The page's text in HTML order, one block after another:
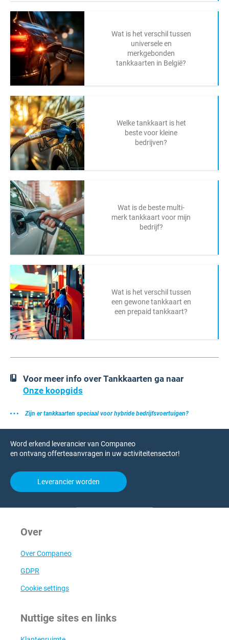
Wat is het verschil tussen
universele en
merkgebonden
tankkaarten in België?
Welke tankkaart is het
beste voor kleine
bedrijven?
Wat is de beste multi-
merk tankkaart voor mijn
bedrijf?
Wat is het verschil tussen
een gewone tankkaart en
een prepaid tankkaart?
Voor meer info over Tankkaarten ga naar
Onze koopgids
Zijn er tankkaarten speciaal voor hybride bedrijfsvoertuigen?
Word erkend leverancier van Companeo
en ontvang offerteaanvragen in uw activiteitensector!
Leverancier worden
Over
Over Companeo
GDPR
Cookie settings
Nuttige sites en links